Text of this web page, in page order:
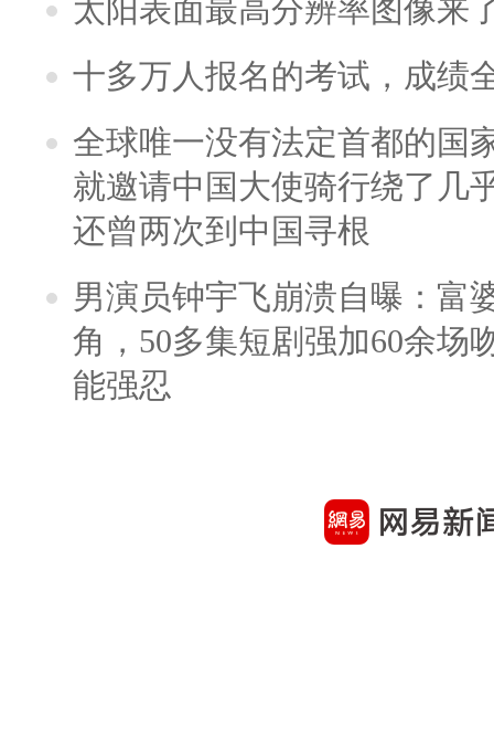
太阳表面最高分辨率图像来
十多万人报名的考试，成绩
全球唯一没有法定首都的国
就邀请中国大使骑行绕了几
还曾两次到中国寻根
男演员钟宇飞崩溃自曝：富
角，50多集短剧强加60余场
能强忍